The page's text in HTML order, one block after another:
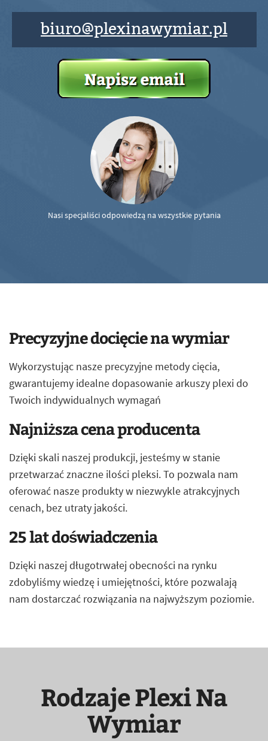
biuro@plexinawymiar.pl
Nasi specjaliści odpowiedzą na wszystkie pytania
Precyzyjne docięcie na wymiar
Wykorzystując nasze precyzyjne metody cięcia,
gwarantujemy idealne dopasowanie arkuszy plexi do
Twoich indywidualnych wymagań
Najniższa cena producenta
Dzięki skali naszej produkcji, jesteśmy w stanie
przetwarzać znaczne ilości pleksi. To pozwala nam
oferować nasze produkty w niezwykle atrakcyjnych
cenach, bez utraty jakości.
25 lat doświadczenia
Dzięki naszej długotrwałej obecności na rynku
zdobyliśmy wiedzę i umiejętności, które pozwalają
nam dostarczać rozwiązania na najwyższym poziomie.
Rodzaje Plexi Na
Wymiar